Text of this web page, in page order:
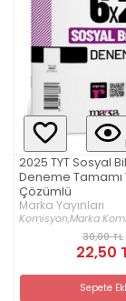
2025 TYT Sosyal
Deneme
Çözümlü
Marka Yayınları
Komisyon,Marka
30,00 TL
22,50
Sepete